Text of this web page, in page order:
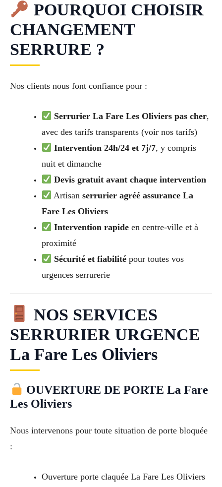
POURQUOI CHOISIR
CHANGEMENT
SERRURE ?
Nos clients nous font confiance pour :
Serrurier La Fare Les Oliviers pas cher,
avec des tarifs transparents (voir nos tarifs)
Intervention 24h/24 et 7j/7, y compris
nuit et dimanche
Devis gratuit avant chaque intervention
Artisanserrurier agréé assurance La
Fare Les Oliviers
Intervention rapide en centre-ville et à
proximité
Sécurité et fiabilité pour toutes vos
urgences serrurerie
NOS SERVICES
SERRURIER URGENCE
La Fare Les Oliviers
OUVERTURE DE PORTE La Fare
Les Oliviers
Nous intervenons pour toute situation de porte bloquée
:
Ouverture porte claquée La Fare Les Oliviers